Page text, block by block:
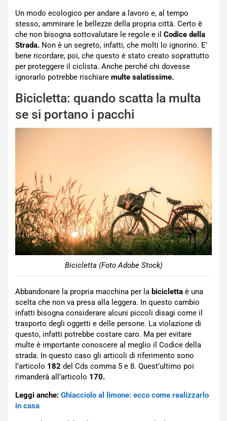
Un modo ecologico per andare a lavoro e, al tempo
stesso, ammirare le bellezze della propria città. Certo è
che non bisogna sottovalutare le regole e il Codice della
Strada. Non è un segreto, infatti, che molti lo ignorino. E’
bene ricordare, poi, che questo è stato creato soprattutto
per proteggere il ciclista. Anche perché chi dovesse
ignorarlo potrebbe rischiare multe salatissime.
Bicicletta: quando scatta la multa
se si portano i pacchi
Bicicletta (Foto Adobe Stock)
Abbandonare la propria macchina per la bicicletta è una
scelta che non va presa alla leggera. In questo cambio
infatti bisogna considerare alcuni piccoli disagi come il
trasporto degli oggetti e delle persone. La violazione di
questo, infatti potrebbe costare caro. Ma per evitare
multe è importante conoscere al meglio il Codice della
strada. In questo caso gli articoli di riferimento sono
l’articolo 182 del Cds comma 5 e 8. Quest’ultimo poi
rimanderà all’articolo 170.
Leggi anche: Ghiacciolo al limone: ecco come realizzarlo
in casa